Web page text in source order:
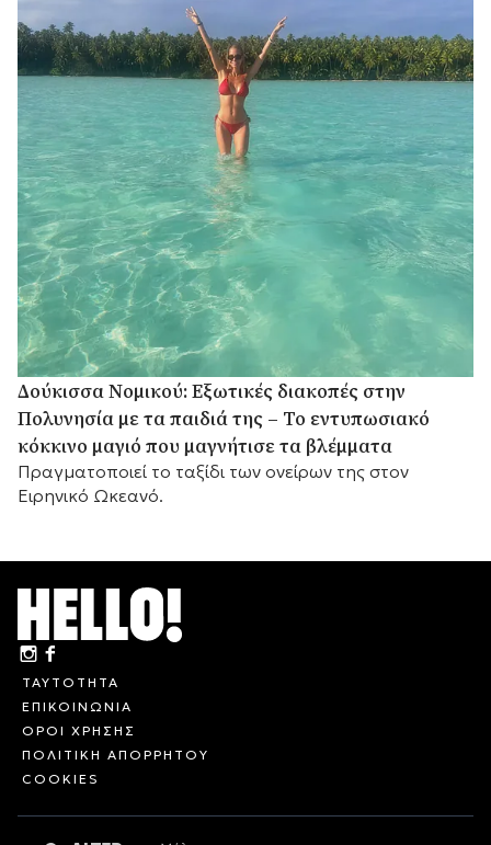
Δούκισσα Νομικού: Εξωτικές διακοπές στην
Πολυνησία με τα παιδιά της – Το εντυπωσιακό
κόκκινο μαγιό που μαγνήτισε τα βλέμματα
Πραγματοποιεί το ταξίδι των ονείρων της στον
Ειρηνικό Ωκεανό.
ΤΑΥΤΟΤΗΤΑ
ΕΠΙΚΟΙΝΩΝΙΑ
ΟΡΟΙ ΧΡΗΣΗΣ
ΠΟΛΙΤΙΚΗ ΑΠΟΡΡΗΤΟΥ
COOKIES